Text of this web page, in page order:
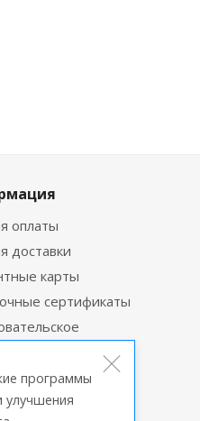
оплаты
доставки
карты
сертификаты
программы
улучшения